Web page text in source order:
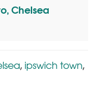
Chelsea
, ipswich town,